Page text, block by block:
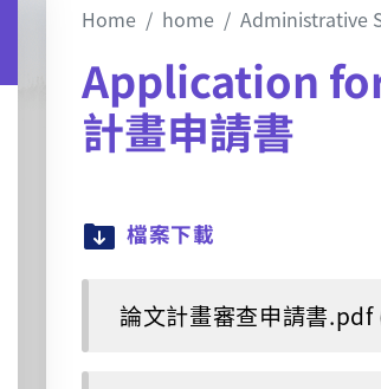
Home home Administrative
Application
計畫申請書
檔案下載
論文計畫審查申請書.pdf